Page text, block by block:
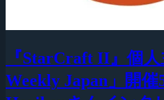
『StarCraft II』個
Weekly Japan」開